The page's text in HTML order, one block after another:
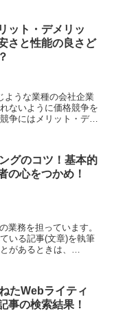
ット・デメリッ
さと性能の良さど
ような業種の会社企業
ないように価格競争を
争にはメリット・デメ
グのコツ！基本的
の心をつかめ！
業務を担っています。
いる記事(文章)を執筆
があるときは、
たWebライティ
事の検索結果！